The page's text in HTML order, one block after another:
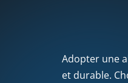
Adopter une
et durable.